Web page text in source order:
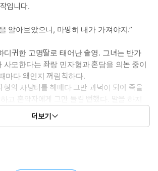
입니다.
알아보았으니, 마땅히 내가 가져야지.”
디귀한 고명딸로 태어난 솔영. 그녀는 반가
사모한다는 좌랑 민자형과 혼담을 의논 중이
마다 왜인지 꺼림칙하다.
형의 사냥터를 헤매다 그만 과녁이 되어 죽을
고 혼약자에게 그만 들킬 뻔했다. 말을 하지
의 남노는 대신 화살에 맞아가며 그녀를 구했으
노비가 떠올라 밤잠을 설친다.
더보기